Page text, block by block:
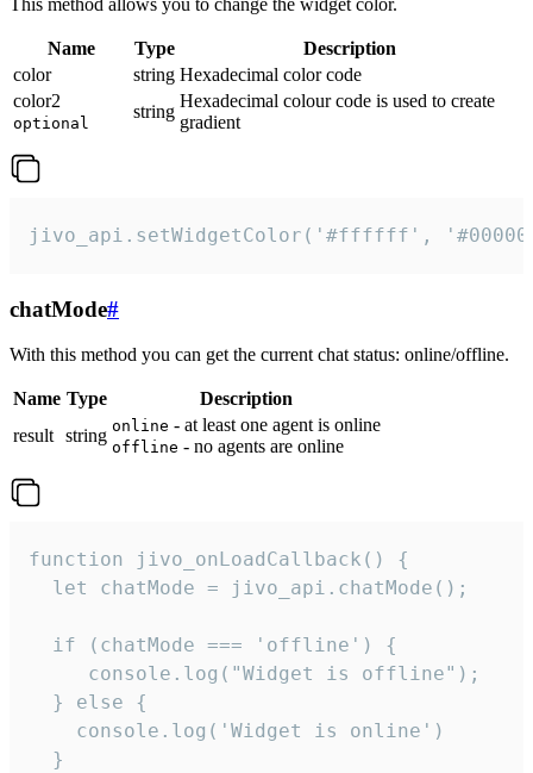
This method allows you to change the widget color.
Name Type
Description
color
string Hexadecimal color code
color2
optional
string
Hexadecimal colour code is used to create
gradient
jivo_api.setWidgetColor('#ffffff',
chatMode#
With this method you can get the current chat status: online/offline.
Name Type
Description
result string online - at least one agent is online
offline - no agents are online
function jivo_onLoadCallback() {
  let chatMode = jivo_api.chatMode();
  if (chatMode === 'offline') {
     console.log("Widget is offline");
  } else {
    console.log('Widget is online')
  }